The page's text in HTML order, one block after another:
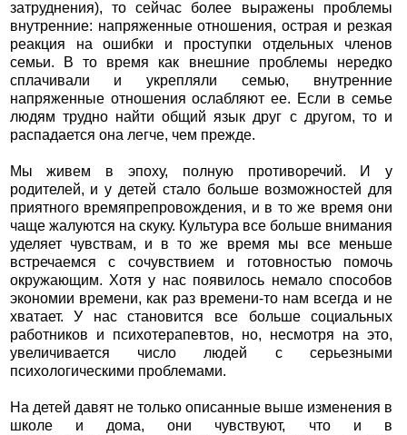
затруднения), то сейчас более выражены проблемы
внутренние: напряженные отношения, острая и резкая
реакция на ошибки и проступки отдельных членов
семьи. В то время как внешние проблемы нередко
сплачивали и укрепляли семью, внутренние
напряженные отно­шения ослабляют ее. Если в семье
людям трудно найти общий язык друг с другом, то и
распадается она легче, чем прежде.
Мы живем в эпоху, полную противоречий. И у
родителей, и у детей стало больше возможностей для
приятного времяпрепровождения, и в то же время они
чаще жалуются на скуку. Культура все больше внимания
уделяет чувствам, и в то же время мы все меньше
встречаемся с сочув­ствием и готовностью помочь
окружающим. Хотя у нас появилось немало способов
экономии времени, как раз времени-то нам всегда и не
хватает. У нас становится все больше социальных
работников и психотерапевтов, но, несмотря на это,
увеличивается число людей с серьезными
психологическими проблемами.
На детей давят не только описанные выше изменения в
школе и дома, они чувствуют, что и в